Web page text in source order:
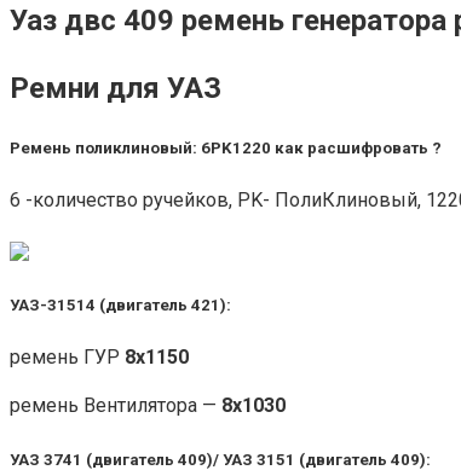
Уаз двс 409 ремень генератора
Ремни для УАЗ
Ремень поликлиновый: 6PK1220 как расшифровать ?
6 -количество ручейков, PK- ПолиКлиновый,
УАЗ-31514 (двигатель 421):
ремень ГУР 8х1150
ремень Вентилятора — 8х1030
УАЗ 3741 (двигатель 409)/ УАЗ 3151 (двигатель 409):